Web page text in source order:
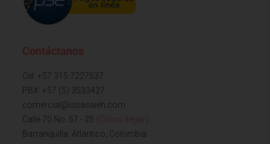
Contáctanos
Cel: +57 315 7227537
PBX: +57 (5) 3533427
comercial@issasaieh.com
Calle 70 No. 57 - 25 (Cómo llegar)
Barranquilla, Atlantico, Colombia